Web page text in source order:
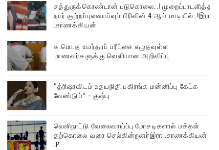
சத்துருக்கொண்டான் படுகொலை..! முறைப்பாடளித்த
நபர் குற்றப்புலனாய்வுப் பிரிவின் 4 ஆம் மாடியில்..!இரா
.சாணக்கியன்
க.பொ.த உயர்தரப் பரீட்சை எழுதவுள்ள
மாணவர்களுக்கு வெளியான அறிவிப்பு
“த்ரிஷாவிடம் உதயநிதி பகிரங்க மன்னிப்பு கேட்க
வேண்டும்” - குஷ்பு
வெளிநாட்டு வேலைவாய்ப்பு மோசடிகளால் மக்கள்
தற்கொலை வரை செல்கின்றனர்இரா .சாணக்கியன் M
.P